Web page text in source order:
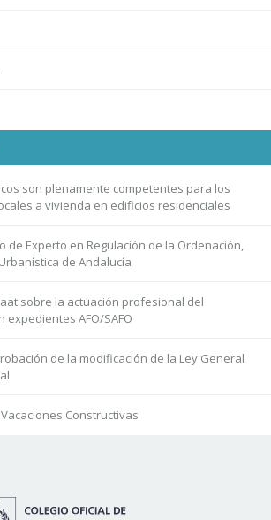
son plenamente competentes para los
a vivienda en edificios residenciales
de Experto en Regulación de la Ordenación,
de Andalucía
sobre la actuación profesional del
expedientes AFO/SAFO
de la modificación de la Ley General
Constructivas